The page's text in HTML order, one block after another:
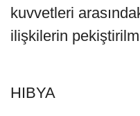
kuvvetleri
ilişkilerin
HIBYA